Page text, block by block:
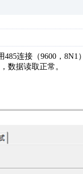
485连接（9600 ， 8N1
数据读取正常。